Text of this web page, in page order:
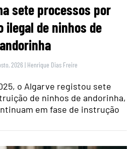
sete processos por
ilegal de ninhos de
andorinha
2026 | Henrique Dias Freire
o Algarve registou sete
de ninhos de andorinha,
em fase de instrução